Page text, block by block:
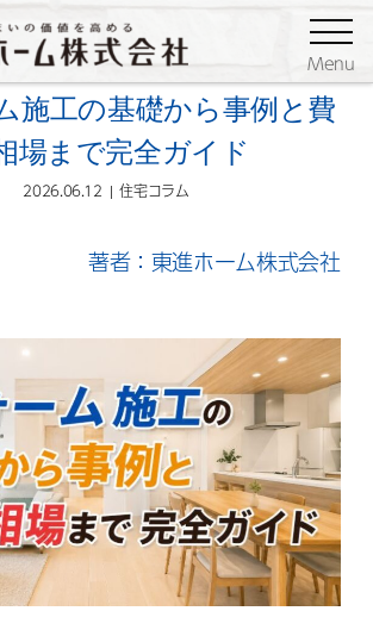
Menu
住宅コラム
施工の基礎から事例と費
場まで完全ガイド
2026.06.12 住宅コラム
著者：東進ホーム株式会社